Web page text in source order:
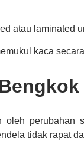
atau laminated
kaca
oleh perubahan
tidak rapat